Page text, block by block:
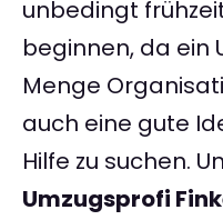
unbedingt
beginnen, da ein
Menge
auch eine gute
Hilfe zu suchen.
Umzugsprofi